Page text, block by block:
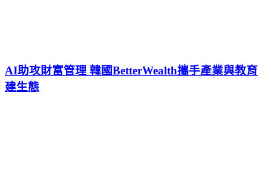
AI助攻財富管理 韓國BetterWealth攜手產業與教育
建生態